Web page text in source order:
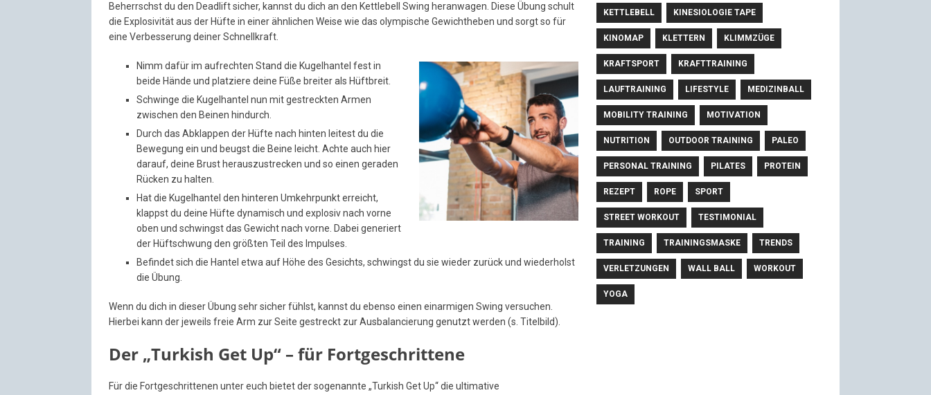
Beherrschst du den Deadlift sicher, kannst du dich an den Kettlebell Swing heranwagen. Diese Übung schult
die Explosivität aus der Hüfte in einer ähnlichen Weise wie das olympische Gewichtheben und sorgt so für
eine Verbesserung deiner Schnellkraft.
Nimm dafür im aufrechten Stand die Kugelhantel fest in
beide Hände und platziere deine Füße breiter als Hüftbreit.
Schwinge die Kugelhantel nun mit gestreckten Armen
zwischen den Beinen hindurch.
Durch das Abklappen der Hüfte nach hinten leitest du die
Bewegung ein und beugst die Beine leicht. Achte auch hier
darauf, deine Brust herauszustrecken und so einen geraden
Rücken zu halten.
Hat die Kugelhantel den hinteren Umkehrpunkt erreicht,
klappst du deine Hüfte dynamisch und explosiv nach vorne
oben und schwingst das Gewicht nach vorne. Dabei generiert
der Hüftschwung den größten Teil des Impulses.
Befindet sich die Hantel etwa auf Höhe des Gesichts, schwingst du sie wieder zurück und wiederholst
die Übung.
Wenn du dich in dieser Übung sehr sicher fühlst, kannst du ebenso einen einarmigen Swing versuchen.
Hierbei kann der jeweils freie Arm zur Seite gestreckt zur Ausbalancierung genutzt werden (s. Titelbild).
Der „Turkish Get Up“ – für Fortgeschrittene
Für die Fortgeschrittenen unter euch bietet der sogenannte „Turkish Get Up“ die ultimative
KETTLEBELL KINESIOLOGIE TAPE
KINOMAP KLETTERN KLIMMZÜGE
KRAFTSPORT KRAFTTRAINING
LAUFTRAINING LIFESTYLE MEDIZINBALL
MOBILITY TRAINING MOTIVATION
NUTRITION OUTDOOR TRAINING PALEO
PERSONAL TRAINING PILATES PROTEIN
REZEPT ROPE SPORT
STREET WORKOUT TESTIMONIAL
TRAINING TRAININGSMASKE TRENDS
VERLETZUNGEN WALL BALL WORKOUT
YOGA